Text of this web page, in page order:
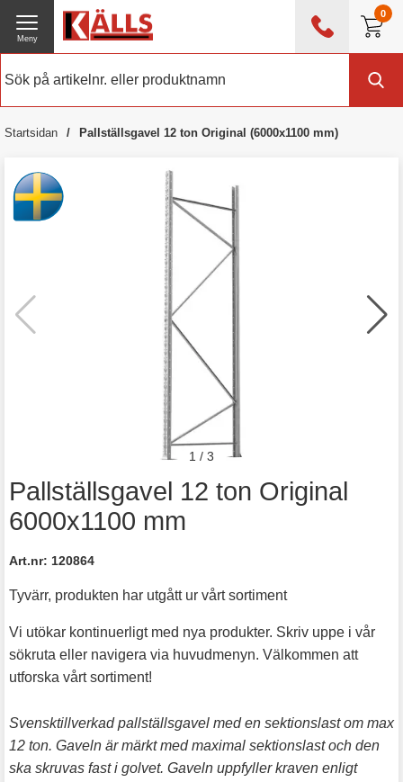
0
0476 - 214 80
Meny
Startsidan Pallställsgavel 12 ton Original (6000x1100 mm)
Pallställsgavel 12 ton Original
6000x1100 mm
Art.nr: 120864
Tyvärr, produkten har utgått ur vårt sortiment
Vi utökar kontinuerligt med nya produkter. Skriv uppe i vår
sökruta eller navigera via huvudmenyn. Välkommen att
utforska vårt sortiment!
Svensktillverkad pallställsgavel med en sektionslast om max
12 ton. Gaveln är märkt med maximal sektionslast och den
ska skruvas fast i golvet. Gaveln uppfyller kraven enligt
1 / 3